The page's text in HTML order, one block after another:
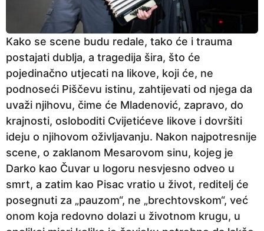
Kako se scene budu redale, tako će i trauma
postajati dublja, a tragedija šira, što će
pojedinačno utjecati na likove, koji će, ne
podnoseći Piščevu istinu, zahtijevati od njega da
uvaži njihovu, čime će Mladenović, zapravo, do
krajnosti, osloboditi Cvijetićeve likove i dovršiti
ideju o njihovom oživljavanju. Nakon najpotresnije
scene, o zaklanom Mesarovom sinu, kojeg je
Darko kao Čuvar u logoru nesvjesno odveo u
smrt, a zatim kao Pisac vratio u život, reditelj će
posegnuti za „pauzom“, ne „brechtovskom“, već
onom koja redovno dolazi u životnom krugu, u